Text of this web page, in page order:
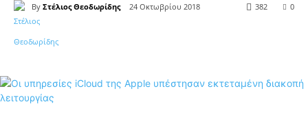
By Στέλιος Θεοδωρίδης 24 Οκτωβρίου 2018 0
382